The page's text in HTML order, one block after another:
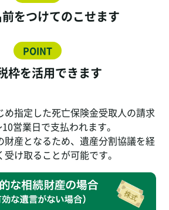
をつけてのこせます
POINT
枠を活用できます
め指定した死亡保険金受取人の請求
営業日で支払われます。
財産となるため、遺産分割協議を経
受け取ることが可能です。